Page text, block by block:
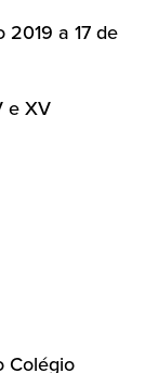
2019 a 17 de
e XV
Colégio